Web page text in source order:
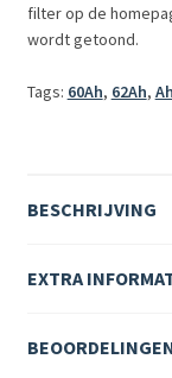
filter op de
wordt getoond.
Tags: 60Ah, 62Ah, Ah
BESCHRIJVING
EXTRA